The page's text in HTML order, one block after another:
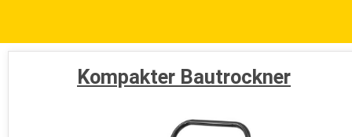
Kompakter Bautrockner